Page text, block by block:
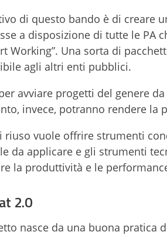
di questo bando è di creare
a disposizione di tutte le PA
Working”. Una sorta di
agli altri enti pubblici.
avviare progetti del genere
invece, potranno rendere la
riuso vuole offrire strumenti
da applicare e gli strumenti
la produttività e le
2.0
nasce da una buona pratica